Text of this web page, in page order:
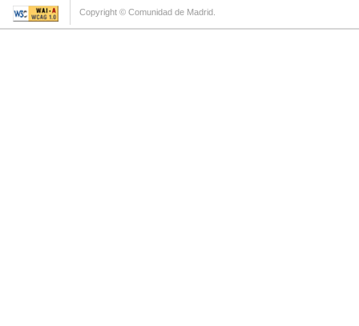
Copyright © Comunidad de Madrid.